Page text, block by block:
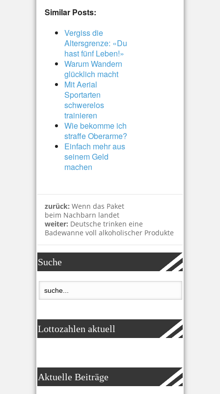
Similar Posts:
Vergiss die
Altersgrenze: «Du
hast fünf Leben!»
Warum Wandern
glücklich macht
Mit Aerial
Sportarten
schwerelos
trainieren
Wie bekomme ich
straffe Oberarme?
Einfach mehr aus
seinem Geld
machen
zurück: Wenn das Paket
beim Nachbarn landet
weiter: Deutsche trinken eine
Badewanne voll alkoholischer Produkte
Suche
Lottozahlen aktuell
Aktuelle Beiträge